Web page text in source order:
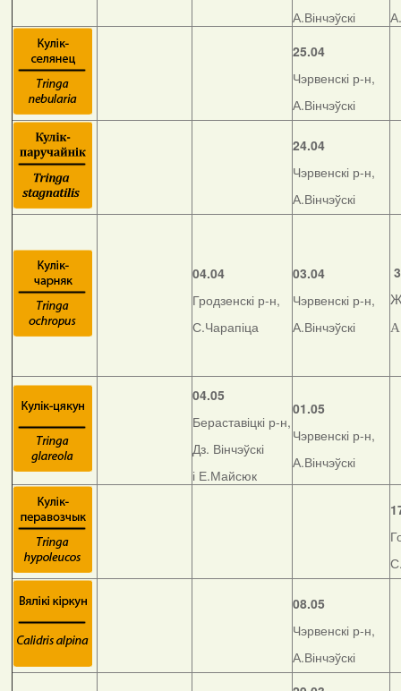
А.Вінчэўскі
25.04
Чэрвенскі р-н,
А.Вінчэўскі
24.04
Чэрвенскі р-н,
А.Вінчэўскі
04.04
Гродзенскі р-н,
С.Чарапіца
03.04
Чэрвенскі р-н,
А.Вінчэўскі
04.05
Бераставіцкі р-н,
Дз. Вінчэўскі
і Е.Майсюк
01.05
Чэрвенскі р-н,
А.Вінчэўскі
08.05
Чэрвенскі р-н,
А.Вінчэўскі